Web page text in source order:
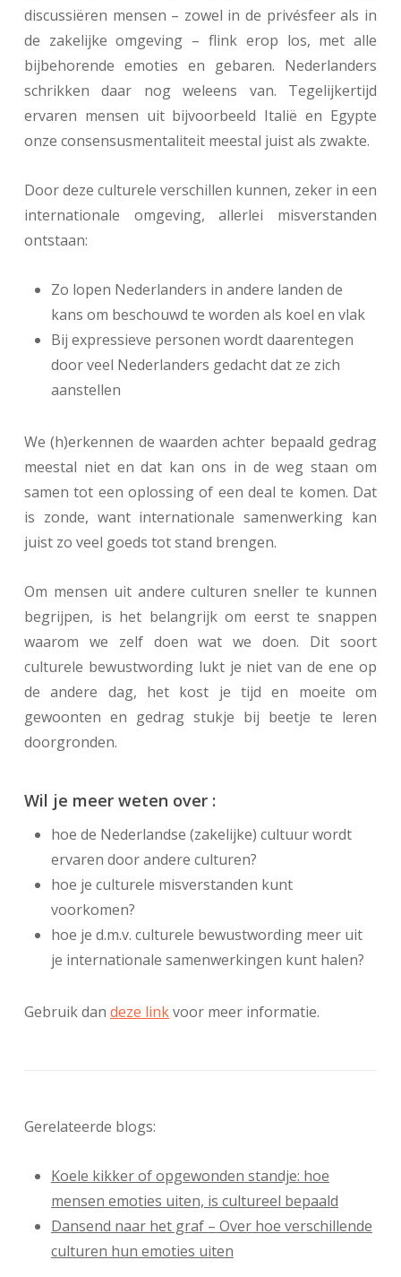
discussiëren mensen – zowel in de privésfeer als in
de zakelijke omgeving – flink erop los, met alle
bijbehorende emoties en gebaren. Nederlanders
schrikken daar nog weleens van. Tegelijkertijd
ervaren mensen uit bijvoorbeeld Italië en Egypte
onze consensusmentaliteit meestal juist als zwakte.
Door deze culturele verschillen kunnen, zeker in een
internationale omgeving, allerlei misverstanden
ontstaan:
Zo lopen Nederlanders in andere landen de
kans om beschouwd te worden als koel en vlak
Bij expressieve personen wordt daarentegen
door veel Nederlanders gedacht dat ze zich
aanstellen
We (h)erkennen de waarden achter bepaald gedrag
meestal niet en dat kan ons in de weg staan om
samen tot een oplossing of een deal te komen. Dat
is zonde, want internationale samenwerking kan
juist zo veel goeds tot stand brengen.
Om mensen uit andere culturen sneller te kunnen
begrijpen, is het belangrijk om eerst te snappen
waarom we zelf doen wat we doen. Dit soort
culturele bewustwording lukt je niet van de ene op
de andere dag, het kost je tijd en moeite om
gewoonten en gedrag stukje bij beetje te leren
doorgronden.
Wil je meer weten over :
hoe de Nederlandse (zakelijke) cultuur wordt
ervaren door andere culturen?
hoe je culturele misverstanden kunt
voorkomen?
hoe je d.m.v. culturele bewustwording meer uit
je internationale samenwerkingen kunt halen?
Gebruik dan deze linkvoor meer informatie.
Gerelateerde blogs:
Koele kikker of opgewonden standje: hoe
mensen emoties uiten, is cultureel bepaald
Dansend naar het graf – Over hoe verschillende
culturen hun emoties uiten